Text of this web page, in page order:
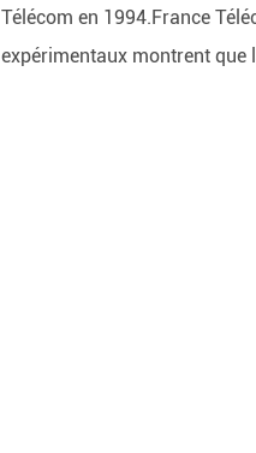
Télécom en 1994.France
expérimentaux montrent que